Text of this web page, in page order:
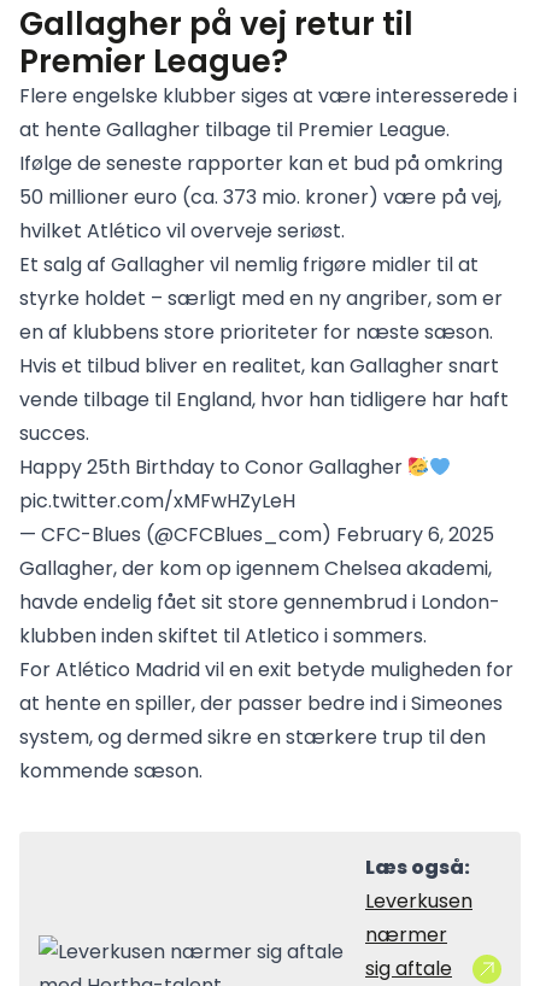
Gallagher på vej retur til
Premier League?
Flere engelske klubber siges at være interesserede i
at hente Gallagher tilbage til Premier League.
Ifølge de seneste rapporter kan et bud på omkring
50 millioner euro (ca. 373 mio. kroner) være på vej,
hvilket Atlético vil overveje seriøst.
Et salg af Gallagher vil nemlig frigøre midler til at
styrke holdet – særligt med en ny angriber, som er
en af klubbens store prioriteter for næste sæson.
Hvis et tilbud bliver en realitet, kan Gallagher snart
vende tilbage til England, hvor han tidligere har haft
succes.
Happy 25th Birthday to Conor Gallagher
pic.twitter.com/xMFwHZyLeH
— CFC-Blues (@CFCBlues_com) February 6, 2025
Gallagher, der kom op igennem Chelsea akademi,
havde endelig fået sit store gennembrud i London-
klubben inden skiftet til Atletico i sommers.
For Atlético Madrid vil en exit betyde muligheden for
at hente en spiller, der passer bedre ind i Simeones
system, og dermed sikre en stærkere trup til den
kommende sæson.
Læs også:
Leverkusen
nærmer
sig aftale